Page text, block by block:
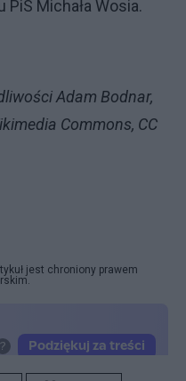
Michała Wosia.
Adam Bodnar,
Commons, CC
jest chroniony prawem